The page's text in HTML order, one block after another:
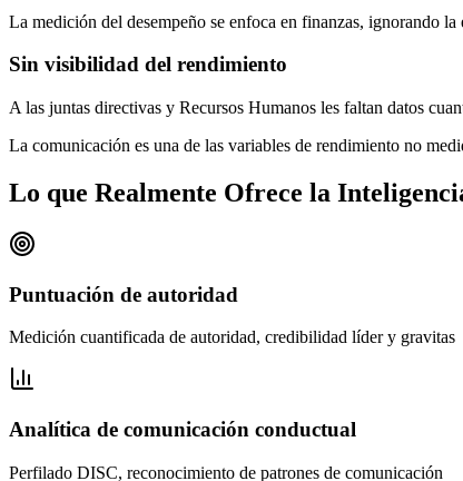
La medición del desempeño se enfoca en finanzas, ignorando
Sin visibilidad del rendimiento
A las juntas directivas y Recursos Humanos les faltan datos
La comunicación es una de las variables de rendimiento no
Lo que Realmente Ofrece la
Puntuación de autoridad
Medición cuantificada de autoridad, credibilidad líder y gravitas
Analítica de comunicación conductual
Perfilado DISC, reconocimiento de patrones de comunicación